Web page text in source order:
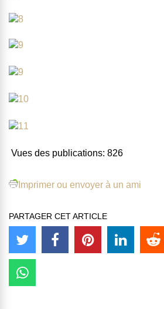
Vues des publications: 826
Imprimer ou envoyer à un ami
PARTAGER CET ARTICLE